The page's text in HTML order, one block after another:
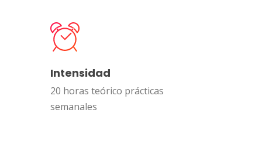
Intensidad
20 horas teórico prácticas
semanales